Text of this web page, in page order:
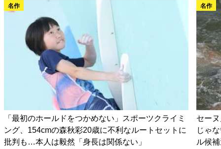
名作
「最初のホールドをつかめない」スポーツクライミ
ング、154cmの森秋彩20歳に不利なルートセットに
批判も…本人は毅然「身長は関係ない」
名作
セー
じゃ
ル候